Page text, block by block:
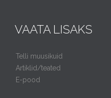
VAATA LISAKS
Telli muusikuid
Artiklid/teated
E-pood